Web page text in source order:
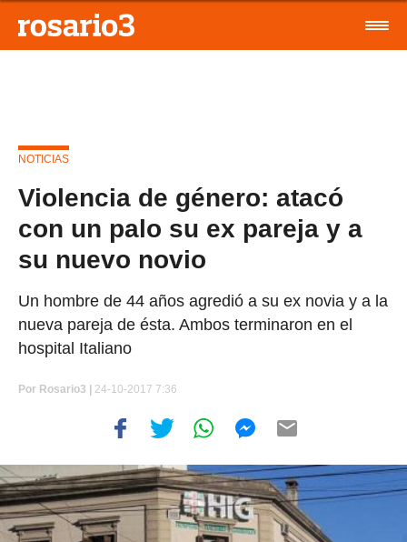
NOTICIAS
Violencia de género: atacó
con un palo su ex pareja y a
su nuevo novio
Un hombre de 44 años agredió a su ex novia y a la
nueva pareja de ésta. Ambos terminaron en el
hospital Italiano
Por Rosario3 | 24-10-2017 7:36